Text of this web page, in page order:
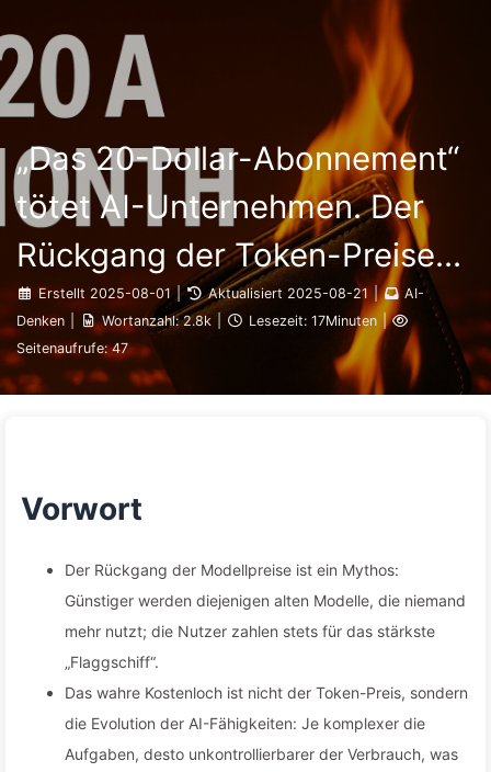
Der Weg zur KI-Transformation
Kategorien 🇩🇪 Deutsch
„Das 20-Dollar-Abonnement“
tötet AI-Unternehmen. Der
Rückgang der Token-Preise
ist eine Illusion, denn das
wahre teure an AI ist deine
Gier – Langsame Lektionen in
Erstellt 2025-08-01 | Aktualisiert 2025-08-21 |
AI-
Denken
Wortanzahl: 2.8k Lesezeit: 17Minuten |
Seitenaufrufe: 47
Vorwort
Der Rückgang der Modellpreise ist ein Mythos:
Günstiger werden diejenigen alten Modelle, die niemand
mehr nutzt; die Nutzer zahlen stets für das stärkste
„Flaggschiff“.
Das wahre Kostenloch ist nicht der Token-Preis, sondern
die Evolution der AI-Fähigkeiten: Je komplexer die
Aufgaben, desto unkontrollierbarer der Verbrauch, was